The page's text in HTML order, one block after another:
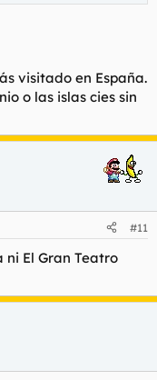
mar y no se va a
visitado en España.
o las islas cies sin
#11
ni El Gran Teatro